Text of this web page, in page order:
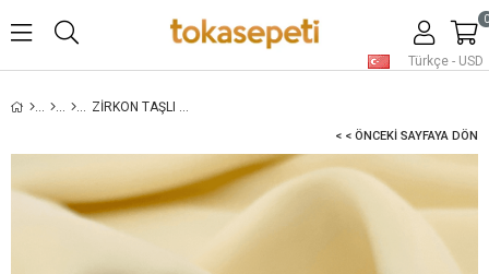
Türkçe - USD
0
ZIRKON TAŞLI ALTIN RENK KELEPÇE BILEKLIK
< < ÖNCEKI SAYFAYA DÖN